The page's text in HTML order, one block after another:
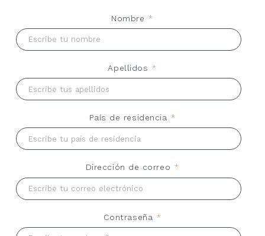
Nombre *
Apellidos *
País de residencia *
Dirección de correo *
Contraseña *